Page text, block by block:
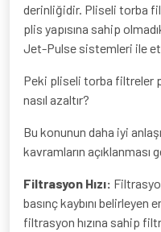
derinliğidir. Pliseli torba
plis yapısına sahip
Jet-Pulse sistemleri ile
Peki pliseli torba filtreler
nasıl azaltır?
Bu konunun daha iyi
kavramların açıklanması
Filtrasyon Hızı:
basınç kaybını
filtrasyon hızına sahip